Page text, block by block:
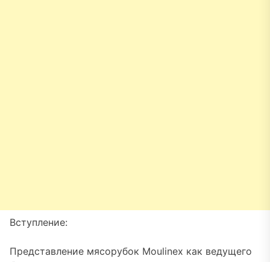
Вступление:
Представление мясорубок Moulinex как ведущего